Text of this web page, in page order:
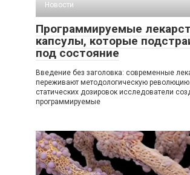
Новости
Программируемые
капсулы, которые
под состояние
Введение без заголовка: современные
переживают методологическую
статических дозировок исследователи
программируемые